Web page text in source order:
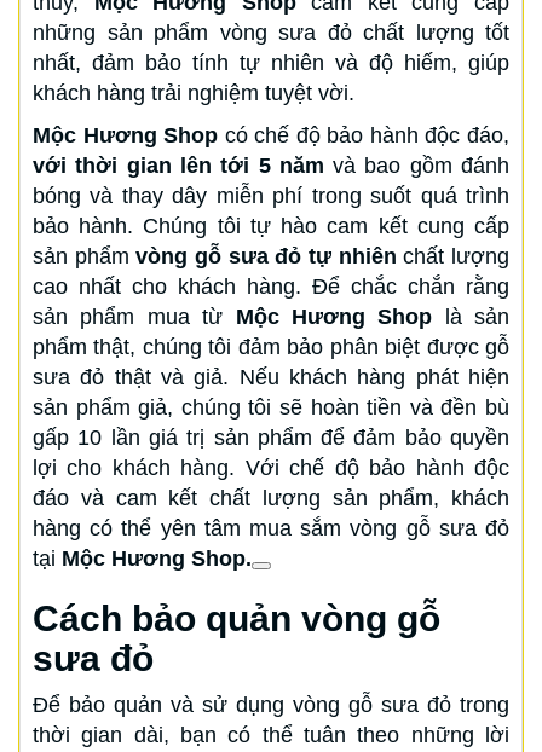
những sản phẩm vòng sưa đỏ chất lượng tốt
nhất, đảm bảo tính tự nhiên và độ hiếm, giúp
khách hàng trải nghiệm tuyệt vời.
Mộc Hương Shop có chế độ bảo hành độc đáo,
với thời gian lên tới 5 nămvà bao gồm đánh
bóng và thay dây miễn phí trong suốt quá trình
bảo hành. Chúng tôi tự hào cam kết cung cấp
sản phẩmvòng gỗ sưa đỏ tự nhiên chất lượng
cao nhất cho khách hàng. Để chắc chắn rằng
sản phẩm mua từ Mộc Hương Shop là sản
phẩm thật, chúng tôi đảm bảo phân biệt được gỗ
sưa đỏ thật và giả. Nếu khách hàng phát hiện
sản phẩm giả, chúng tôi sẽ hoàn tiền và đền bù
gấp 10 lần giá trị sản phẩm để đảm bảo quyền
lợi cho khách hàng. Với chế độ bảo hành độc
đáo và cam kết chất lượng sản phẩm, khách
hàng có thể yên tâm mua sắm vòng gỗ sưa đỏ
tại Mộc Hương Shop.
Cách bảo quản vòng gỗ
sưa đỏ
Để bảo quản và sử dụng vòng gỗ sưa đỏ trong
thời gian dài, bạn có thể tuân theo những lời